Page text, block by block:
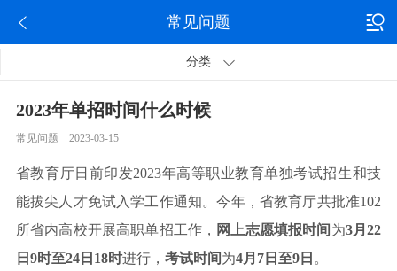
常见问题
分类
2023年单招时间什么时候
常见问题 2023-03-15
省教育厅日前印发2023年高等职业教育单独考试招生和技
能拔尖人才免试入学工作通知。今年，省教育厅共批准102
所省内高校开展高职单招工作， 网上志愿填报时间 为3月22
日9时至24日18时进行， 考试时间为4月7日至9日 。